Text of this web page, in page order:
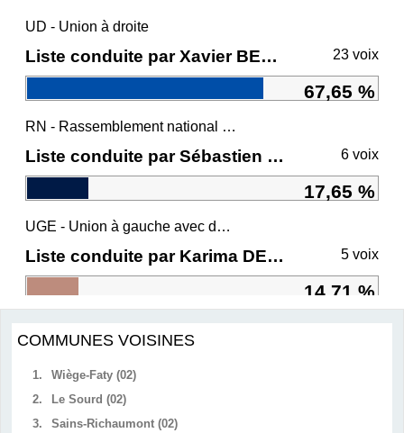
UD - Union à droite
Liste conduite par Xavier BERTRAND 23 voix
67,65 %
RN - Rassemblement national et ses alliés
Liste conduite par Sébastien CHENU 6 voix
17,65 %
UGE - Union à gauche avec des écologistes
Liste conduite par Karima DELLI 5 voix
14,71 %
COMMUNES VOISINES
1.
Wiège-Faty (02)
2.
Le Sourd (02)
3.
Sains-Richaumont (02)